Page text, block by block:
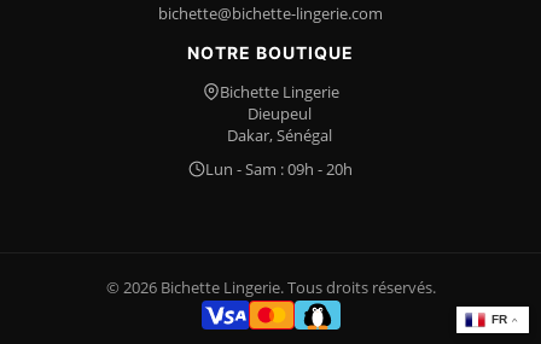
bichette@bichette-lingerie.com
NOTRE BOUTIQUE
Bichette Lingerie
Dieupeul
Dakar, Sénégal
Lun - Sam : 09h - 20h
© 2026 Bichette Lingerie. Tous droits réservés.